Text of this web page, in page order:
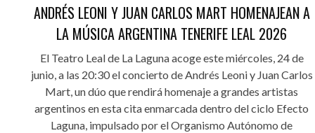
ANDRÉS LEONI Y JUAN CARLOS MART HOMENAJEAN A
LA MÚSICA ARGENTINA TENERIFE LEAL 2026
El Teatro Leal de La Laguna acoge este miércoles, 24 de
junio, a las 20:30 el concierto de Andrés Leoni y Juan Carlos
Mart, un dúo que rendirá homenaje a grandes artistas
argentinos en esta cita enmarcada dentro del ciclo Efecto
Laguna, impulsado por el Organismo Autónomo de